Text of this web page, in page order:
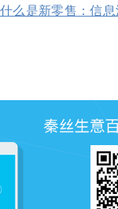
么是新零售：信